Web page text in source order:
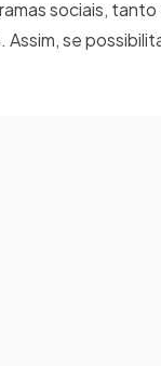
sociais,
Assim, se